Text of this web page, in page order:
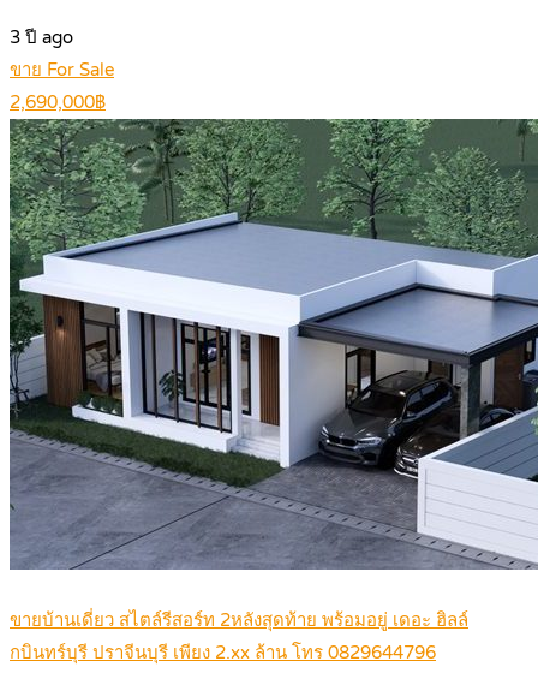
3 ปี ago
ขาย For Sale
2,690,000฿
ขายบ้านเดี่ยว สไตล์รีสอร์ท 2หลังสุดท้าย พร้อมอยู่ เดอะ ฮิลล์
กบินทร์บุรี ปราจีนบุรี เพียง 2.xx ล้าน โทร 0829644796